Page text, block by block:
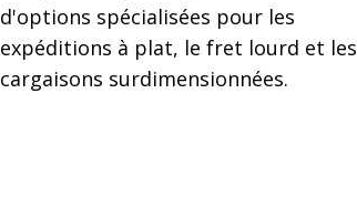
d'options spécialisées pour les
expéditions à plat, le fret lourd et les
cargaisons surdimensionnées.